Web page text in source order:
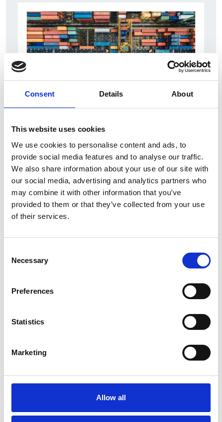
Consent Details About
This website uses cookies
We use cookies to personalise content and ads, to
provide social media features and to analyse our traffic.
We also share information about your use of our site with
our social media, advertising and analytics partners who
may combine it with other information that you’ve
provided to them or that they’ve collected from your use
of their services.
Selection
Necessary
Preferences
Statistics
Marketing
Allow all
L’interscambio Italia – Repubblica ha superato
nel primo semestre i dieci miliardi di euro
Overview Economica
Accelera la ripresa dell’industria nel corso del
Overview Economica
Repubblica Ceca